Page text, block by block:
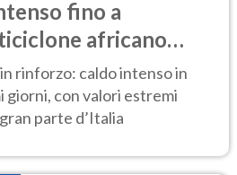
fino a
africano
rinforzo: caldo intenso in
giorni, con valori estremi
parte d’Italia